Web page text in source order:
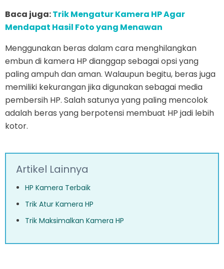
Baca juga:Trik Mengatur Kamera HP Agar
Mendapat Hasil Foto yang Menawan
Menggunakan beras dalam cara menghilangkan
embun di kamera HP dianggap sebagai opsi yang
paling ampuh dan aman. Walaupun begitu, beras juga
memiliki kekurangan jika digunakan sebagai media
pembersih HP. Salah satunya yang paling mencolok
adalah beras yang berpotensi membuat HP jadi lebih
kotor.
Artikel Lainnya
HP Kamera Terbaik
Trik Atur Kamera HP
Trik Maksimalkan Kamera HP